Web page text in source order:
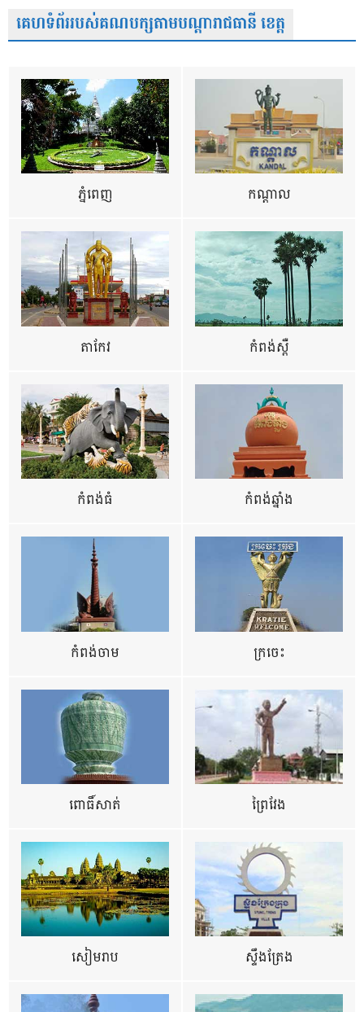
គេហទំព័ររបស់គណបក្សតាមបណ្តារាជធានី ខេត្ត
ភ្នំពេញ កណ្តាល
តាកែវ កំពង់ស្ពឺ
កំពង់ធំ កំពង់ឆ្នាំង
កំពង់ចាម ក្រចេះ
ពោធិ៍សាត់ ព្រៃវែង
សៀមរាប ស្ទឹងត្រែង